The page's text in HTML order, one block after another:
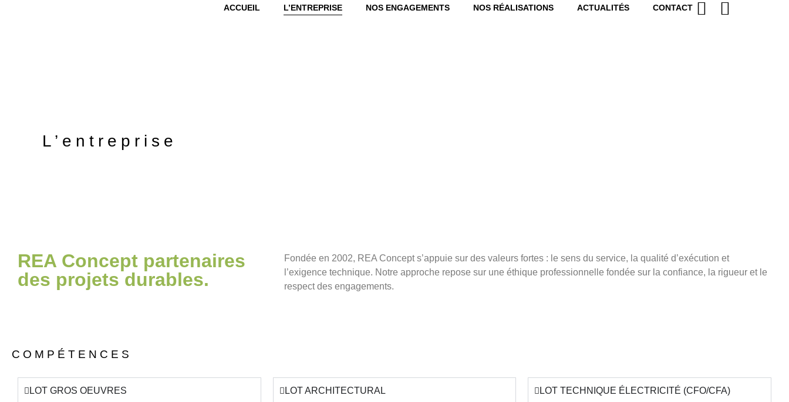
ACCUEIL L’ENTREPRISE NOS ENGAGEMENTS NOS RÉALISATIONS ACTUALITÉS CONTACT
L’entreprise
REA Concept partenaires
des projets durables.
Fondée en 2002, REA Concept s’appuie sur des valeurs fortes : le sens du service, la qualité d’exécution et
l’exigence technique. Notre approche repose sur une éthique professionnelle fondée sur la confiance, la rigueur et le
respect des engagements.
C O M P É T E N C E S
LOT GROS OEUVRES LOT ARCHITECTURAL LOT TECHNIQUE ÉLECTRICITÉ (CFO/CFA)